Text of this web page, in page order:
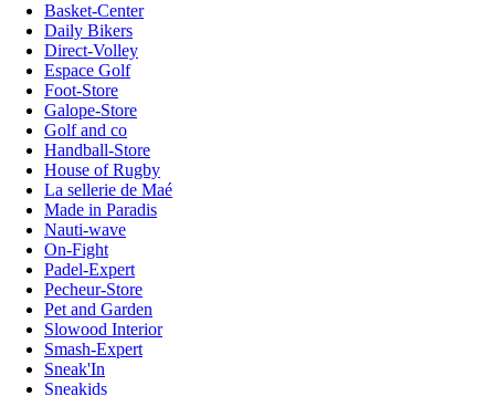
Basket-Center
Daily Bikers
Direct-Volley
Espace Golf
Foot-Store
Galope-Store
Golf and co
Handball-Store
House of Rugby
La sellerie de Maé
Made in Paradis
Nauti-wave
On-Fight
Padel-Expert
Pecheur-Store
Pet and Garden
Slowood Interior
Smash-Expert
Sneak'In
Sneakids